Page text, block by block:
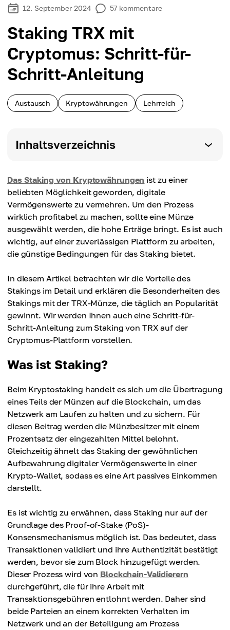
12. September 2024 57 kommentare
Staking TRX mit
Cryptomus: Schritt-für-
Schritt-Anleitung
Austausch Kryptowährungen Lehrreich
Inhaltsverzeichnis
Das Staking von Kryptowährungen ist zu einer
beliebten Möglichkeit geworden, digitale
Vermögenswerte zu vermehren. Um den Prozess
wirklich profitabel zu machen, sollte eine Münze
ausgewählt werden, die hohe Erträge bringt. Es ist auch
wichtig, auf einer zuverlässigen Plattform zu arbeiten,
die günstige Bedingungen für das Staking bietet.
In diesem Artikel betrachten wir die Vorteile des
Stakings im Detail und erklären die Besonderheiten des
Stakings mit der TRX-Münze, die täglich an Popularität
gewinnt. Wir werden Ihnen auch eine Schritt-für-
Schritt-Anleitung zum Staking von TRX auf der
Cryptomus-Plattform vorstellen.
Was ist Staking?
Beim Kryptostaking handelt es sich um die Übertragung
eines Teils der Münzen auf die Blockchain, um das
Netzwerk am Laufen zu halten und zu sichern. Für
diesen Beitrag werden die Münzbesitzer mit einem
Prozentsatz der eingezahlten Mittel belohnt.
Gleichzeitig ähnelt das Staking der gewöhnlichen
Aufbewahrung digitaler Vermögenswerte in einer
Krypto-Wallet, sodass es eine Art passives Einkommen
darstellt.
Es ist wichtig zu erwähnen, dass Staking nur auf der
Grundlage des Proof-of-Stake (PoS)-
Konsensmechanismus möglich ist. Das bedeutet, dass
Transaktionen validiert und ihre Authentizität bestätigt
werden, bevor sie zum Block hinzugefügt werden.
Dieser Prozess wird von Blockchain-Validierern
durchgeführt, die für ihre Arbeit mit
Transaktionsgebühren entlohnt werden. Daher sind
beide Parteien an einem korrekten Verhalten im
Netzwerk und an der Beteiligung am Prozess